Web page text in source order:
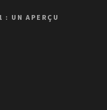
: UN APERÇU